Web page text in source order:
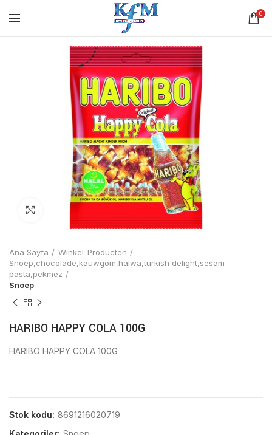
0
Click to enlarge
Ana Sayfa
Winkel-Producten
Snoep,chocolade,kauwgom,halwa,turkish delight,sesam
pasta,pekmez
Snoep
HARIBO HAPPY COLA 100G
HARIBO HAPPY COLA 100G
Stok kodu: 8691216020719